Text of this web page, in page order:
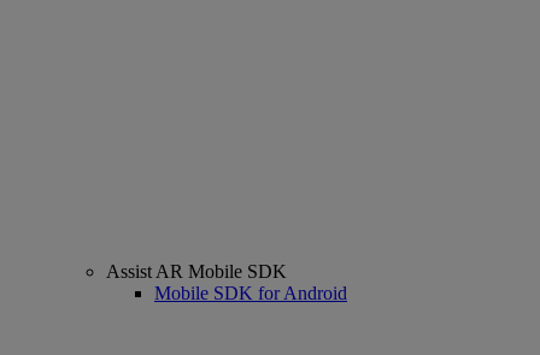
Assist AR Mobile SDK
Mobile SDK for Android